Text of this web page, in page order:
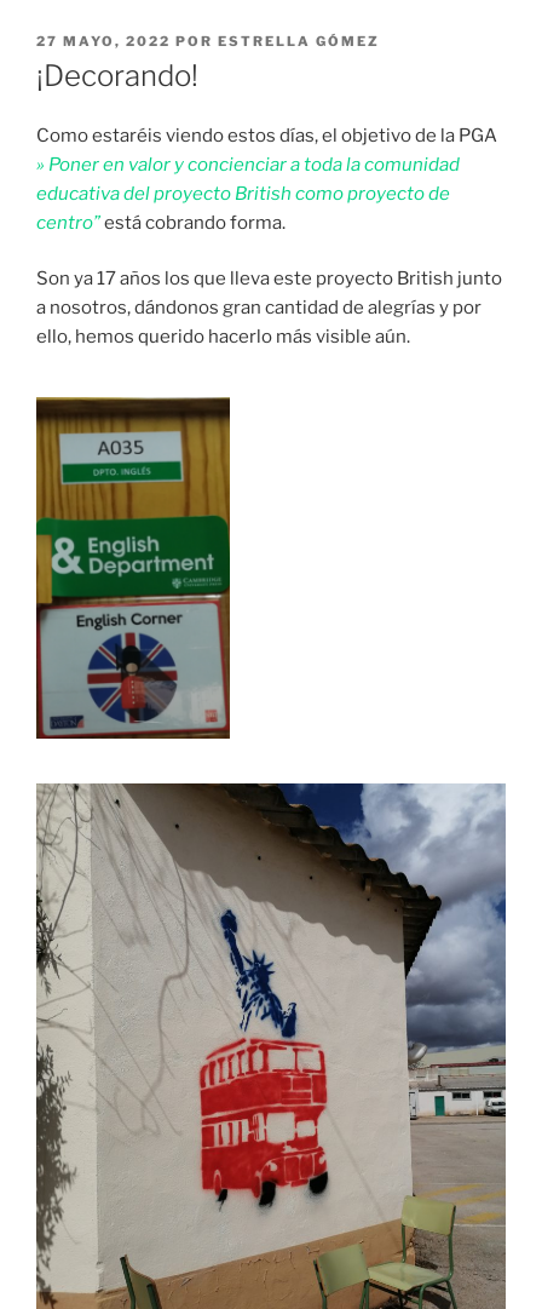
PUBLICADO
EL
27 MAYO, 2022 POR ESTRELLA GÓMEZ
¡Decorando!
Como estaréis viendo estos días, el objetivo de la PGA
» Poner en valor y concienciar a toda la comunidad
educativa del proyecto British como proyecto de
centro”está cobrando forma.
Son ya 17 años los que lleva este proyecto British junto
a nosotros, dándonos gran cantidad de alegrías y por
ello, hemos querido hacerlo más visible aún.